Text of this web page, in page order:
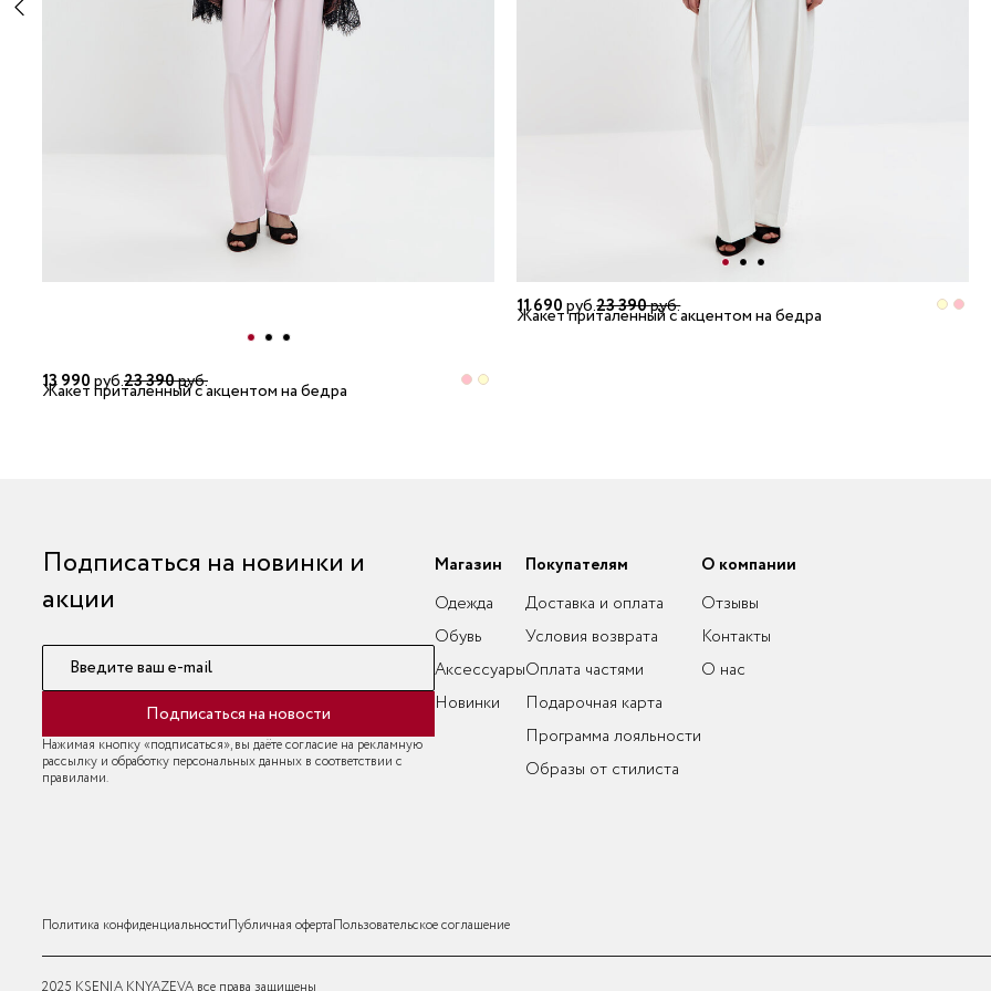
13 990руб.23 390руб.
Жакет приталенный с акцентом на бедра
11 690руб.23 390руб.
Жакет приталенный с акцентом на бедра
Подписаться на новинки и
акции
Введите ваш e-mail
Подписаться на новости
Нажимая кнопку «подписаться», вы даёте согласие на рекламную
рассылку и обработку персональных данных в соответствии с
правилами.
Магазин
Одежда
Обувь
Аксессуары
Новинки
Покупателям
Доставка и оплата
Условия возврата
Оплата частями
Подарочная карта
Программа лояльности
Образы от стилиста
О компании
Отзывы
Контакты
О нас
Политика конфиденциальностиПубличная офертаПользовательское соглашение